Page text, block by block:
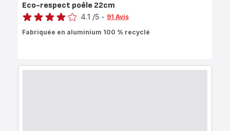
Eco-respect poêle 22cm
Note
4.1 /5 - 91 Avis
Fabriquée en aluminium 100 % recyclé